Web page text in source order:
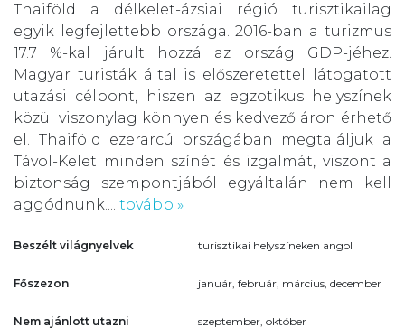
Thaiföld a délkelet-ázsiai régió turisztikailag
egyik legfejlettebb országa. 2016-ban a turizmus
17.7 %-kal járult hozzá az ország GDP-jéhez.
Magyar turisták által is előszeretettel látogatott
utazási célpont, hiszen az egzotikus helyszínek
közül viszonylag könnyen és kedvező áron érhető
el. Thaiföld ezerarcú országában megtaláljuk a
Távol-Kelet minden színét és izgalmát, viszont a
biztonság szempontjából egyáltalán nem kell
aggódnunk.... tovább »
Beszélt világnyelvek turisztikai helyszíneken angol
Főszezon január, február, március, december
Nem ajánlott utazni szeptember, október